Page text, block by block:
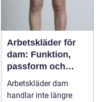
Arbetskläder för
dam: Funktion,
passform och
hållbarhet i fokus
Arbetskläder dam
handlar inte längre